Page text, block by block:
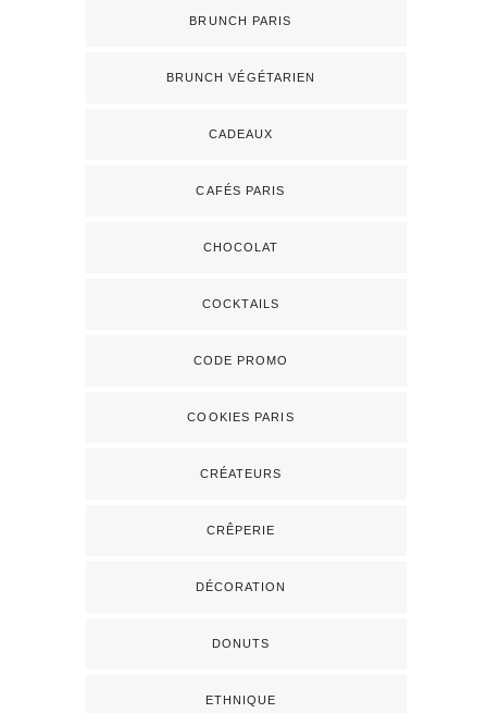
BRUNCH PARIS
BRUNCH VÉGÉTARIEN
CADEAUX
CAFÉS PARIS
CHOCOLAT
COCKTAILS
CODE PROMO
COOKIES PARIS
CRÉATEURS
CRÊPERIE
DÉCORATION
DONUTS
ETHNIQUE